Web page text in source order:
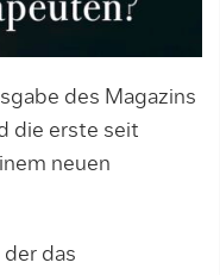
des Magazins
die erste seit
neuen
das